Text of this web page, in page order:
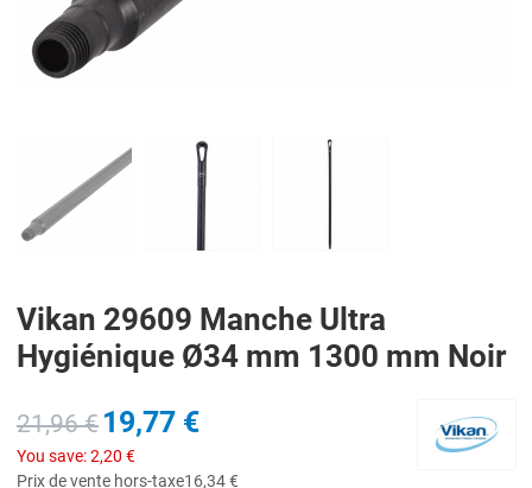
Vikan 29609 Manche Ultra
Hygiénique Ø34 mm 1300 mm Noir
21,96 € 19,77 €
You save:2,20 €
Prix de vente hors-taxe16,34 €